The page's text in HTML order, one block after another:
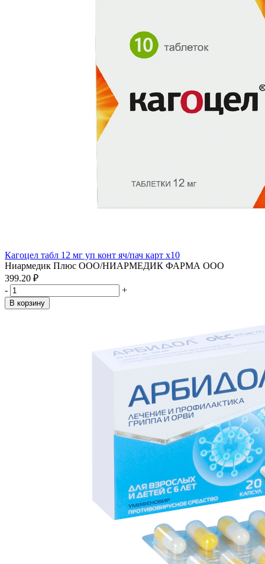
Кагоцел табл 12 мг уп конт яч/пач карт x10
Ниармедик Плюс ООО/НИАРМЕДИК ФАРМА ООО
399.20 ₽
-
+
В корзину